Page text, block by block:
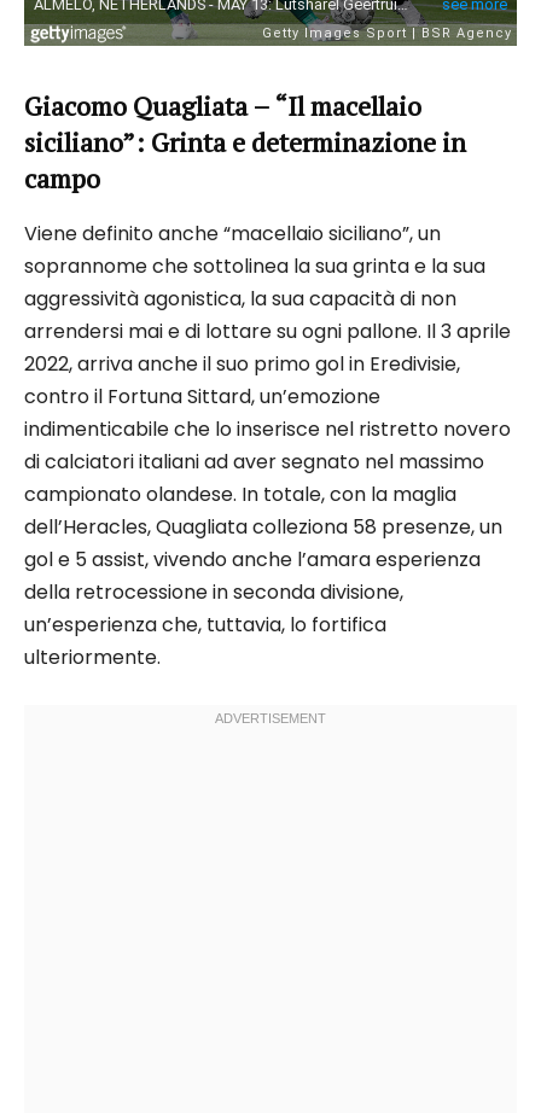
Giacomo Quagliata – “Il macellaio
siciliano”: Grinta e determinazione in
campo
Viene definito anche “macellaio siciliano”, un
soprannome che sottolinea la sua grinta e la sua
aggressività agonistica, la sua capacità di non
arrendersi mai e di lottare su ogni pallone. Il 3 aprile
2022, arriva anche il suo primo gol in Eredivisie,
contro il Fortuna Sittard, un’emozione
indimenticabile che lo inserisce nel ristretto novero
di calciatori italiani ad aver segnato nel massimo
campionato olandese. In totale, con la maglia
dell’Heracles, Quagliata colleziona 58 presenze, un
gol e 5 assist, vivendo anche l’amara esperienza
della retrocessione in seconda divisione,
un’esperienza che, tuttavia, lo fortifica
ulteriormente.